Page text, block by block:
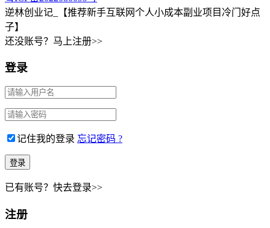
逆林创业记_【推荐新手互联网个人小成本副业项目冷门好点
子】
还没账号？马上注册>>
登录
记住我的登录 忘记密码 ?
已有账号？快去登录>>
注册